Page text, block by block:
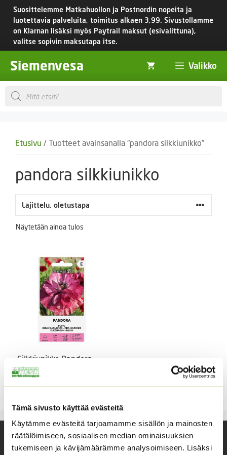
Tämä sivusto käyttää evästeitä
Käytämme evästeitä tarjoamamme sisällön ja mainosten
räätälöimiseen, sosiaalisen median ominaisuuksien
tukemiseen ja kävijämäärämme analysoimiseen. Lisäksi
Siirry
sisältöön
Suosittelemme Matkahuollon ja Postnordin nopeita ja
luotettavia palveluita, toimitus alkaen 3,99. Sivustollamme
on Klarnan lisäksi myös Paytrail maksut (esivalittuna),
valitse sopivin maksutapa itse.
Siemenvesa Valikko
Products
search
Etusivu / Tuotteet avainsanalla “pandora silkkiunikko”
pandora silkkiunikko
Näytetään ainoa tulos
Silkkiunikko Pandora
Papaver rhoeas.
Yhteystiedot